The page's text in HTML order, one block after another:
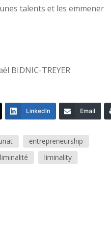
talents et les emmener
BIDNIC-TREYER
LinkedIn Email
entrepreneurship
liminalité liminality